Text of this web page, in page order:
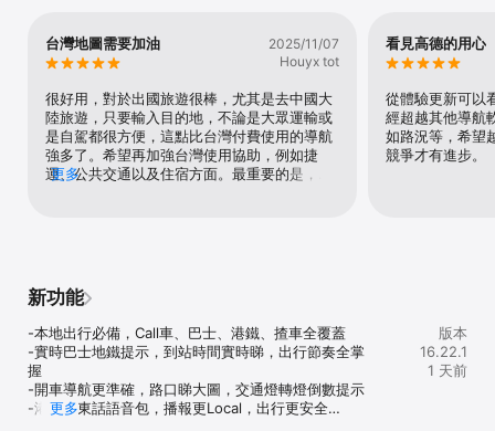
-景區門票訂購優惠，即買即用，無理由退款。
-上高德搜尋「充電地圖」/「加油站」，尋找附近電動車充電及油車
【溫馨提示】
高德地圖嘅駕車語音導航，巴士換乘提醒和步行語音導航會持續使用
衛星定位服務，切換至後台播放時仍會繼續，某啲其他操作會消耗更
多嘅電量，並影響電池續航時間。
高德地圖已支持集成HealthKit，您可以根據需要在AppleHealth中打
開或關閉這些權限。
高德地圖僅在用戶訪問相關功能時，通過健康獲取用戶步數數據進行
顯示，不會在其他場景使用該數據
【聯繫我們】
感謝使用高德地圖！如果有任何問題，請在「我的--幫助與反饋」提
交反饋，客戶專員會及時處理，或者通過以下方式進行反饋：
台灣地圖需要加油
2025/11/07
Houyx tot
很好用，對於出國旅遊很棒，尤其是去中國大
陸旅遊，只要輸入目的地，不論是大眾運輸或
是自駕都很方便，這點比台灣付費使用的導航
強多了。希望再加強台灣使用協助，例如捷
運、公共交通以及住宿方面。最重要的是，實
更多
看見高德的用心
從體驗更新可以
經超越其他導航
如路況等，希望
競爭才有進步。
新功能
-本地出行必備，Call車、巴士、港鐵、揸車全覆蓋
-實時巴士地鐵提示，到站時間實時睇，出行節奏全掌
握
-開車導航更準確，路口睇大圖，交通燈轉燈倒數提示
-港式廣東話語音包，播報更Local，出行更安全
更多
版本
16.22.1
1 天前